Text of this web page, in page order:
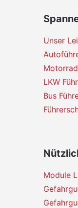
Unser
LKW
Bus
Module